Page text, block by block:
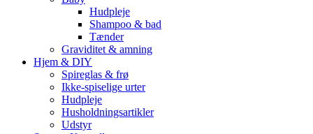
Hudpleje
Shampoo & bad
Tænder
Graviditet & amning
Hjem & DIY
Spireglas & frø
Ikke-spiselige urter
Hudpleje
Husholdningsartikler
Udstyr